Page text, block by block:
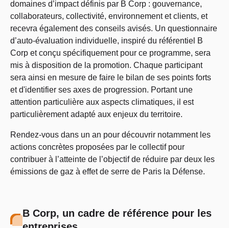
domaines d’impact définis par B Corp : gouvernance,
collaborateurs, collectivité, environnement et clients, et
recevra également des conseils avisés. Un questionnaire
d’auto-évaluation individuelle, inspiré du référentiel B
Corp et conçu spécifiquement pour ce programme, sera
mis à disposition de la promotion. Chaque participant
sera ainsi en mesure de faire le bilan de ses points forts
et d'identifier ses axes de progression. Portant une
attention particulière aux aspects climatiques, il est
particulièrement adapté aux enjeux du territoire.
Rendez-vous dans un an pour découvrir notamment les
actions concrètes proposées par le collectif pour
contribuer à l’atteinte de l’objectif de réduire par deux les
émissions de gaz à effet de serre de Paris la Défense.
B Corp, un cadre de référence pour les